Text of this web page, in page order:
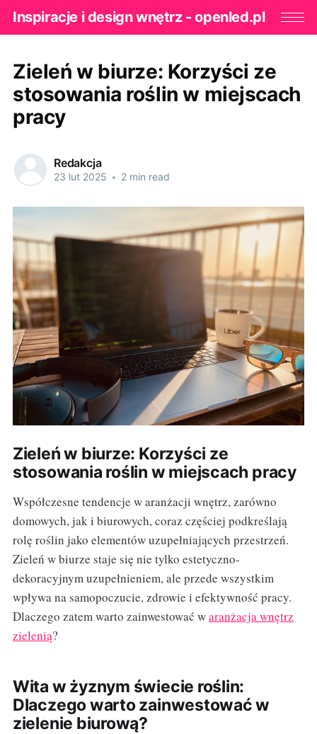
Inspiracje i design wnętrz - openled.pl
Zieleń w biurze: Korzyści ze
stosowania roślin w miejscach
pracy
Redakcja
23 lut 2025 • 2 min read
Zieleń w biurze: Korzyści ze
stosowania roślin w miejscach pracy
Współczesne tendencje w aranżacji wnętrz, zarówno
domowych, jak i biurowych, coraz częściej podkreślają
rolę roślin jako elementów uzupełniających przestrzeń.
Zieleń w biurze staje się nie tylko estetyczno-
dekoracyjnym uzupełnieniem, ale przede wszystkim
wpływa na samopoczucie, zdrowie i efektywność pracy.
Dlaczego zatem warto zainwestować waranżacja wnętrz
zielenią?
Wita w żyznym świecie roślin:
Dlaczego warto zainwestować w
zielenie biurową?